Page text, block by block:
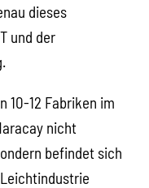
dieses
und der
10-12 Fabriken im
nicht
befindet sich